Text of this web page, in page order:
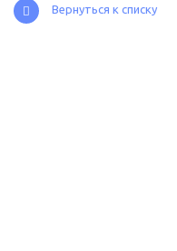
Вернуться к списку